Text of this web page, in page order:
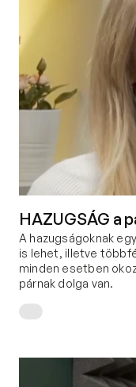
HAZUGSÁG a
A hazugságoknak
is lehet, illetve
minden esetben
párnak dolga van.